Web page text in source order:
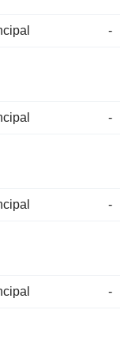
-
-
-
-